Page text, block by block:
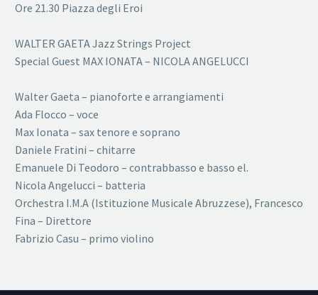
Ore 21.30 Piazza degli Eroi
WALTER GAETA Jazz Strings Project
Special Guest MAX IONATA – NICOLA ANGELUCCI
Walter Gaeta – pianoforte e arrangiamenti
Ada Flocco – voce
Max Ionata – sax tenore e soprano
Daniele Fratini – chitarre
Emanuele Di Teodoro – contrabbasso e basso el.
Nicola Angelucci – batteria
Orchestra I.M.A (Istituzione Musicale Abruzzese), Francesco
Fina – Direttore
Fabrizio Casu – primo violino